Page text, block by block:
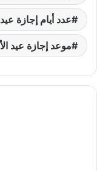
عدد أيام إجازة
موعد إجازة عيد